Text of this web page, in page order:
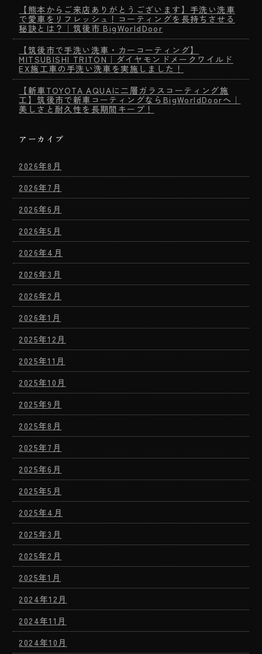
【熊本からご来店ありがとうございます】手洗い洗車
で愛車をリフレッシュ！コーティングを長持ちさせる
秘訣とは？｜筑後市 BigWorldDoor
【筑後市で手洗い洗車・カーコーティング】
MITSUBISHI TRITON｜ダイヤモンドメークワイルド
EX施工車の手洗い洗車を実施しました！
【新車TOYOTA AQUAに二層ガラスコーティング施
工】筑後市で新車コーティングならBigWorldDoorへ｜
美しさと耐久性を長期間キープ！
アーカイブ
2026年8月
2026年7月
2026年6月
2026年5月
2026年4月
2026年3月
2026年2月
2026年1月
2025年12月
2025年11月
2025年10月
2025年9月
2025年8月
2025年7月
2025年6月
2025年5月
2025年4月
2025年3月
2025年2月
2025年1月
2024年12月
2024年11月
2024年10月